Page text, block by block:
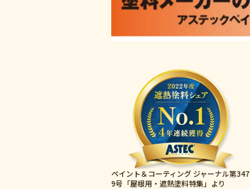
ペイント＆コーティング ジャーナル第347
9号「屋根用・遮熱塗料特集」より